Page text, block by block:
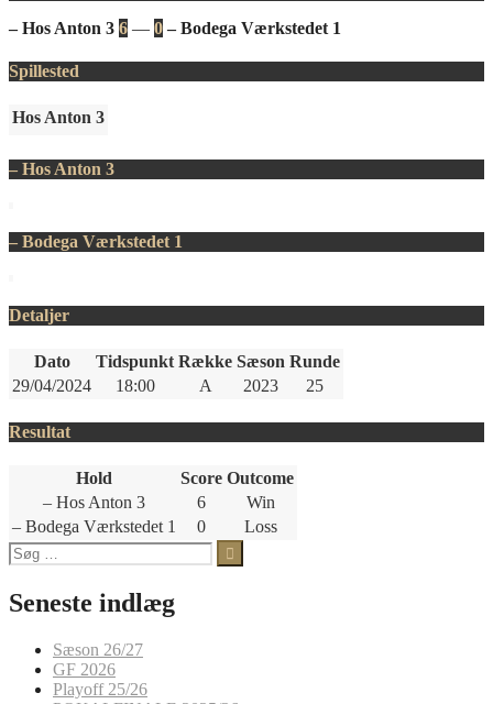
– Hos Anton 3 6 — 0 – Bodega Værkstedet 1
Spillested
Hos Anton 3
– Hos Anton 3
– Bodega Værkstedet 1
Detaljer
Dato Tidspunkt Række Sæson Runde
29/04/2024
18:00 A 2023 25
Resultat
Hold Score Outcome
– Hos Anton 3
6
Win
– Bodega Værkstedet 1
0
Loss
Søg
efter:
Seneste indlæg
Sæson 26/27
GF 2026
Playoff 25/26